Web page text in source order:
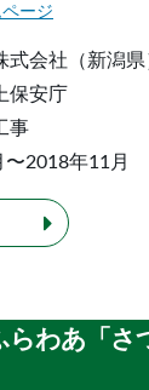
ージ
会社（新潟県
保安庁
事
2018年11月
らわあ「さ